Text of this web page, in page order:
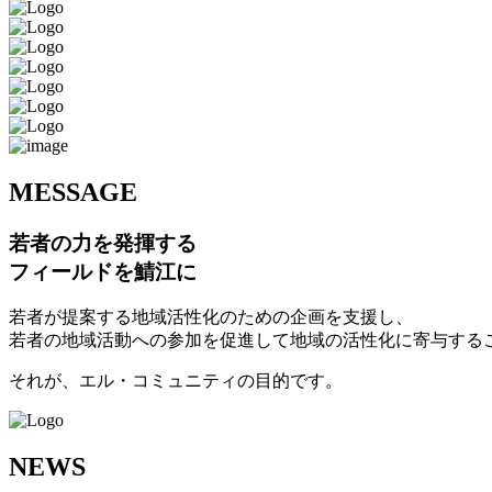
MESSAGE
若者の力を発揮する
フィールドを鯖江に
若者が提案する地域活性化のための企画を支援し、
若者の地域活動への参加を促進して地域の活性化に寄与する
それが、エル・コミュニティの目的です。
NEWS